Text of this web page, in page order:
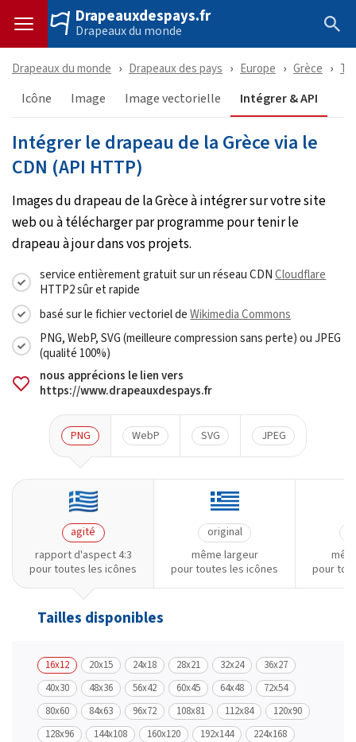
Drapeauxdespays.fr
Drapeaux du monde
Drapeaux du monde Drapeaux des pays Europe Grèce
Icône Image Image vectorielle Intégrer & API
Intégrer le drapeau de la Grèce via le
CDN (API HTTP)
Images du drapeau de la Grèce à intégrer sur votre site
web ou à télécharger par programme pour tenir le
drapeau à jour dans vos projets.
service entièrement gratuit sur un réseau CDNCloudflare
HTTP2 sûr et rapide
basé sur le fichier vectoriel deWikimedia Commons
PNG, WebP, SVG (meilleure compression sans perte) ou JPEG
(qualité 100%)
nous apprécions le lien vers
https://www.drapeauxdespays.fr
PNG WebP SVG JPEG
agité
rapport d'aspect 4:3
pour toutes les icônes
original
même largeur
pour toutes les icônes
pour
Tailles disponibles
16x12 20x15 24x18 28x21 32x24
36x27
40x30
48x36 56x42 60x45 64x48
72x54
80x60
84x63 96x72 108x81 112x84
120x90
128x96
144x108 160x120 192x144
224x168